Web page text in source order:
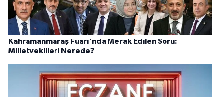
Kahramanmaraş Fuarı'nda Merak Edilen Soru:
Milletvekilleri Nerede?